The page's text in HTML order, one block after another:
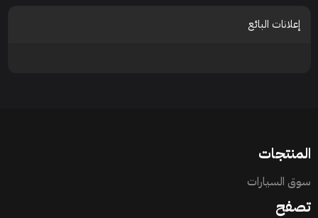
إعلانات البائع
المنتجات
سوق السيارات
تصفح